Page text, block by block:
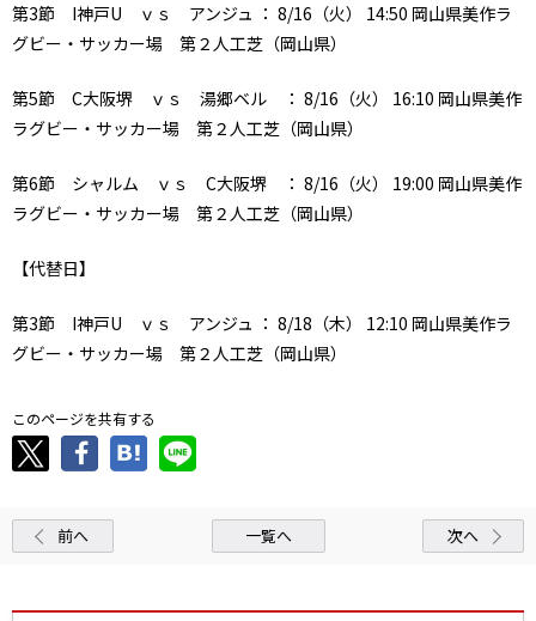
第3節 I神戸U ｖｓ アンジュ ： 8/16（火） 14:50 岡山県美作ラ
グビー・サッカー場 第２人工芝（岡山県）
第5節 C大阪堺 ｖｓ 湯郷ベル ： 8/16（火） 16:10 岡山県美作
ラグビー・サッカー場 第２人工芝（岡山県）
第6節 シャルム ｖｓ C大阪堺 ： 8/16（火） 19:00 岡山県美作
ラグビー・サッカー場 第２人工芝（岡山県）
【代替日】
第3節 I神戸U ｖｓ アンジュ ： 8/18（木） 12:10 岡山県美作ラ
グビー・サッカー場 第２人工芝（岡山県）
このページを共有する
前へ 一覧へ 次へ